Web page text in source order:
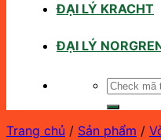
ĐẠI LÝ KRACHT
ĐẠI LÝ
Tìm
Trang chủ / Sản phẩm /